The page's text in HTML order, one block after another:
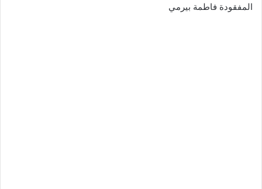
المفقودة فاطمة بيرمي